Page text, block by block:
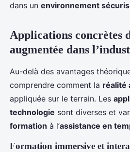
dans un environnement
Applications concrètes
augmentée dans
Au-delà des avantages
comprendre comment la réalité
appliquée sur le terrain. Les
technologie sont diverses et
formation à l’assistance en
Formation immersive et